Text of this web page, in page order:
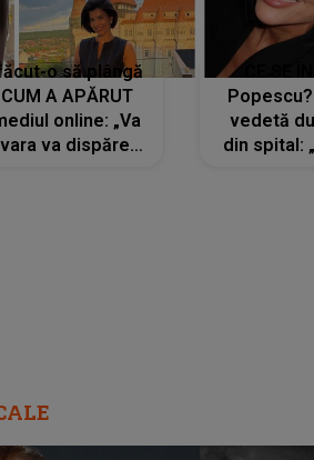
o să plângă
A APĂRUT
online: „Va
va dispărea,
vedetă
din spital: